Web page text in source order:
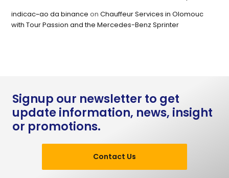
indicac~ao da binance onChauffeur Services in Olomouc
with Tour Passion and the Mercedes-Benz Sprinter
Signup our newsletter to get
update information, news, insight
or promotions.
Contact Us